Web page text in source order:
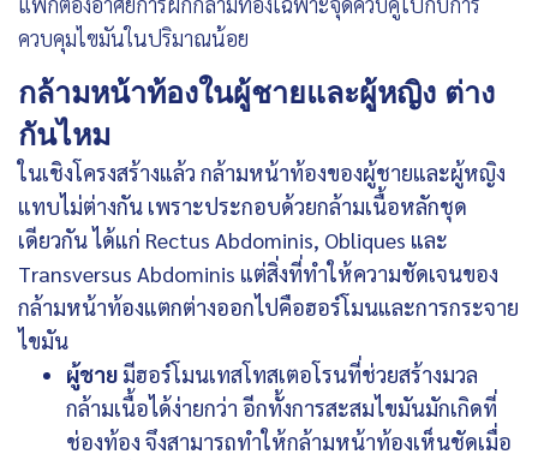
ควบคุมไขมันในปริมาณน้อย
กล้ามหน้าท้องในผู้ชายและผู้หญิง ต่าง
กันไหม
ในเชิงโครงสร้างแล้ว กล้ามหน้าท้องของผู้ชายและผู้หญิง
แทบไม่ต่างกัน เพราะประกอบด้วยกล้ามเนื้อหลักชุด
เดียวกัน ได้แก่ Rectus Abdominis, Obliques และ
Transversus Abdominis แต่สิ่งที่ทำให้ความชัดเจนของ
กล้ามหน้าท้องแตกต่างออกไปคือฮอร์โมนและการกระจาย
ไขมัน
ผู้ชาย มีฮอร์โมนเทสโทสเตอโรนที่ช่วยสร้างมวล
กล้ามเนื้อได้ง่ายกว่า อีกทั้งการสะสมไขมันมักเกิดที่
ช่องท้อง จึงสามารถทำให้กล้ามหน้าท้องเห็นชัดเมื่อ